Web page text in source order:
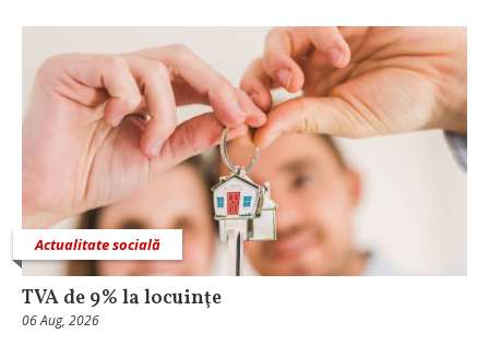
Actualitate socială
TVA de 9% la locuinţe
06 Aug, 2026